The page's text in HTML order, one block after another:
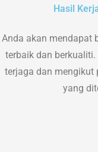
Hasil
Anda akan mendapat
terbaik dan
terjaga dan mengikut
yang